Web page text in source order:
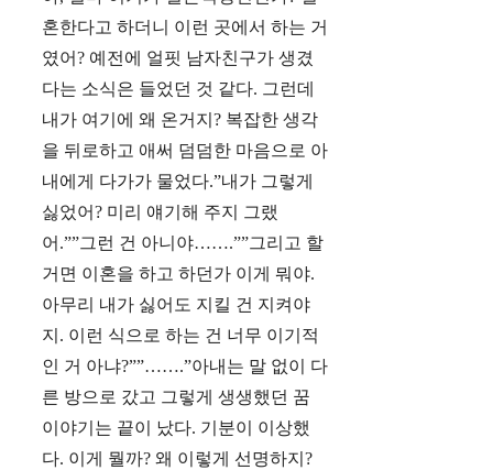
혼한다고 하더니 이런 곳에서 하는 거
였어? 예전에 얼핏 남자친구가 생겼
다는 소식은 들었던 것 같다. 그런데
내가 여기에 왜 온거지? 복잡한 생각
을 뒤로하고 애써 덤덤한 마음으로 아
내에게 다가가 물었다.”내가 그렇게
싫었어? 미리 얘기해 주지 그랬
어.””그런 건 아니야…….””그리고 할
거면 이혼을 하고 하던가 이게 뭐야.
아무리 내가 싫어도 지킬 건 지켜야
지. 이런 식으로 하는 건 너무 이기적
인 거 아냐?””…….”아내는 말 없이 다
른 방으로 갔고 그렇게 생생했던 꿈
이야기는 끝이 났다. 기분이 이상했
다. 이게 뭘까? 왜 이렇게 선명하지?